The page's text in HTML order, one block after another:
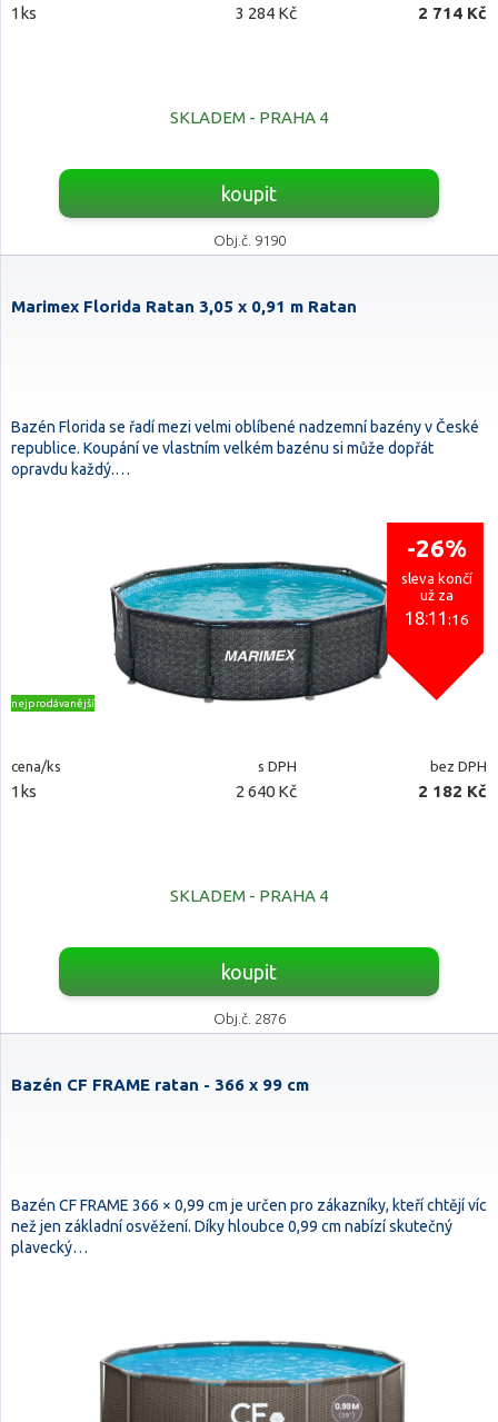
1ks 3 284 Kč 2 714 Kč
SKLADEM - PRAHA 4
koupit
Obj.č. 9190
Marimex Florida Ratan 3,05 x 0,91 m Ratan
Bazén Florida se řadí mezi velmi oblíbené nadzemní bazény v České
republice. Koupání ve vlastním velkém bazénu si může dopřát
opravdu každý.…
-26%
sleva končí
už za
18:11:15
nejprodávanější
cena/ks s DPH bez DPH
1ks 2 640 Kč 2 182 Kč
SKLADEM - PRAHA 4
koupit
Obj.č. 2876
Bazén CF FRAME ratan - 366 x 99 cm
Bazén CF FRAME 366 × 0,99 cm je určen pro zákazníky, kteří chtějí víc
než jen základní osvěžení. Díky hloubce 0,99 cm nabízí skutečný
plavecký…